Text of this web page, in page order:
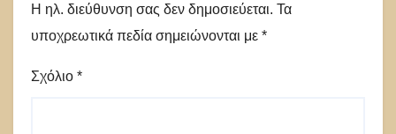
Η ηλ. διεύθυνση σας δεν δημοσιεύεται. Τα
υποχρεωτικά πεδία σημειώνονται με *
Σχόλιο *